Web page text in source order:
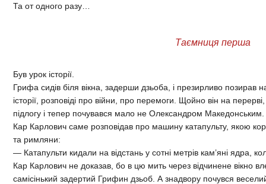
Та от одного разу…
Таємниця перша
Був урок історії.
Грифа сидів біля вікна, задерши дзьоба, і презирливо позирав
історії, розповіді про війни, про перемоги. Щойно він на
підлогу і тепер почувався мало не Олександром Македонським.
Кар Карлович саме розповідав про машину катапульту, якою
та римляни:
— Катапульти кидали на відстань у сотні метрів кам’яні
Кар Карлович не доказав, бо в цю мить через відчинене вікно
самісінький задертий Грифин дзьоб. А знадвору почувся